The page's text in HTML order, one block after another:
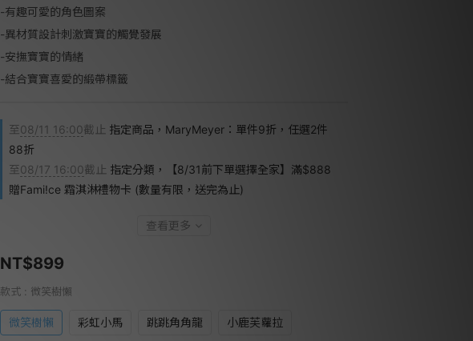
-有趣可愛的角色圖案
-異材質設計刺激寶寶的觸覺發展
-安撫寶寶的情緒
-結合寶寶喜愛的緞帶標籤
至08/11 16:00截止 指定商品，MaryMeyer：單件9折，任選2件
88折
至08/17 16:00截止 指定分類，【8/31前下單選擇全家】滿$888
贈Fami!ce 霜淇淋禮物卡 (數量有限，送完為止)
查看更多
NT$899
款式 : 微笑樹懶
微笑樹懶 彩虹小馬 跳跳角角龍 小鹿芙蘿拉